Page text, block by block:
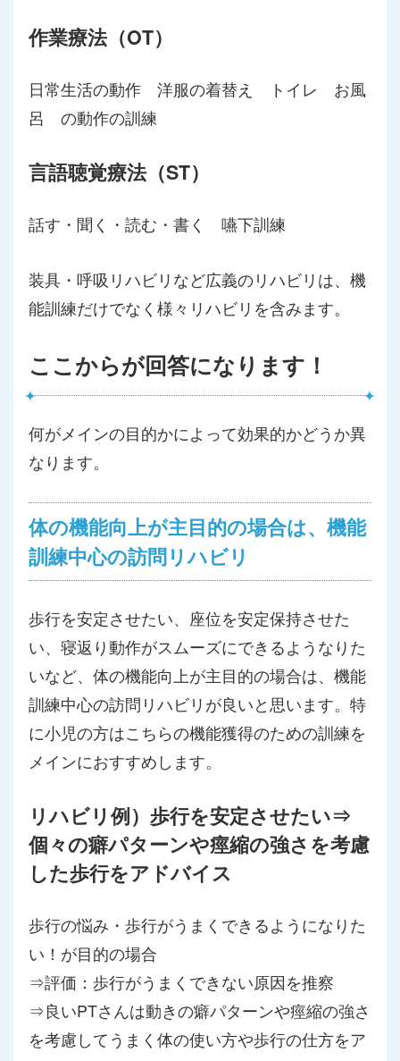
作業療法（OT）
日常生活の動作 洋服の着替え トイレ お風
呂 の動作の訓練
言語聴覚療法（ST）
話す・聞く・読む・書く 嚥下訓練
装具・呼吸リハビリなど広義のリハビリは、機
能訓練だけでなく様々リハビリを含みます。
ここからが回答になります！
何がメインの目的かによって効果的かどうか異
なります。
体の機能向上が主目的の場合は、機能
訓練中心の訪問リハビリ
歩行を安定させたい、座位を安定保持させた
い、寝返り動作がスムーズにできるようなりた
いなど、体の機能向上が主目的の場合は、機能
訓練中心の訪問リハビリが良いと思います。特
に小児の方はこちらの機能獲得のための訓練を
メインにおすすめします。
リハビリ例）歩行を安定させたい⇒
個々の癖パターンや痙縮の強さを考慮
した歩行をアドバイス
歩行の悩み・歩行がうまくできるようになりた
い！が目的の場合
⇒評価：歩行がうまくできない原因を推察
⇒良いPTさんは動きの癖パターンや痙縮の強さ
を考慮してうまく体の使い方や歩行の仕方をア